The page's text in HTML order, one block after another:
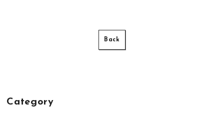
Back
Category